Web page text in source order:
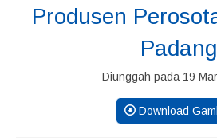
Produsen
Padang
Diunggah pada 19
Download